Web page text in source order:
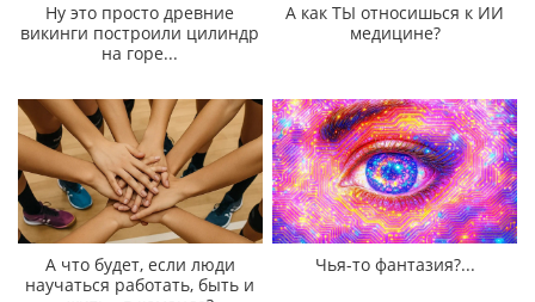
Ну это просто древние
викинги построили цилиндр
на горе...
А как ТЫ относишься к ИИ
медицине?
А что будет, если люди
научаться работать, быть и
Чья-то фантазия?...